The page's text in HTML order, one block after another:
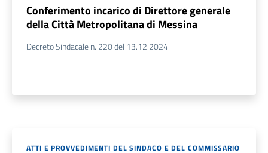
Conferimento incarico di Direttore generale
della Città Metropolitana di Messina
Decreto Sindacale n. 220 del 13.12.2024
ATTI E PROVVEDIMENTI DEL SINDACO E DEL COMMISSARIO